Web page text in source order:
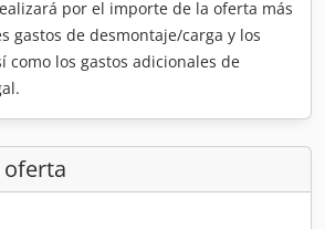
por el importe de la oferta más
gastos de desmontaje/carga y los
como los gastos adicionales de
oferta